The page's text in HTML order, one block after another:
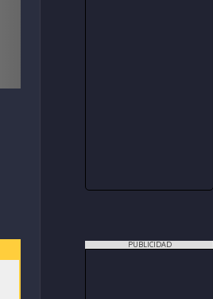
PUBLICIDAD